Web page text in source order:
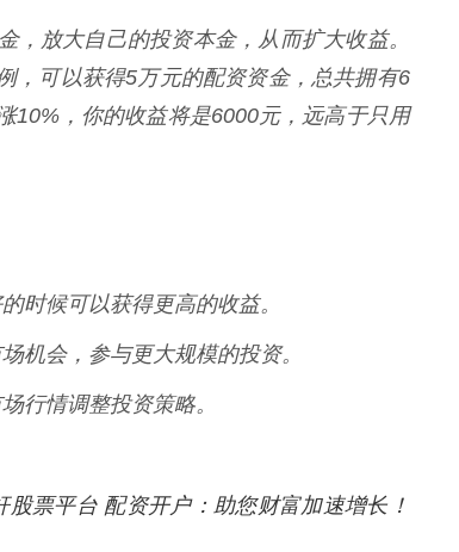
，放大自己的投资本金，从而扩大收益。
，可以获得5万元的配资资金，总共拥有6
10%，你的收益将是6000元，远高于只用
时候可以获得更高的收益。
机会，参与更大规模的投资。
行情调整投资策略。
股票平台 配资开户：助您财富加速增长！